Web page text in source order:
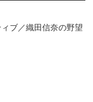
ブ／織田信奈の野望